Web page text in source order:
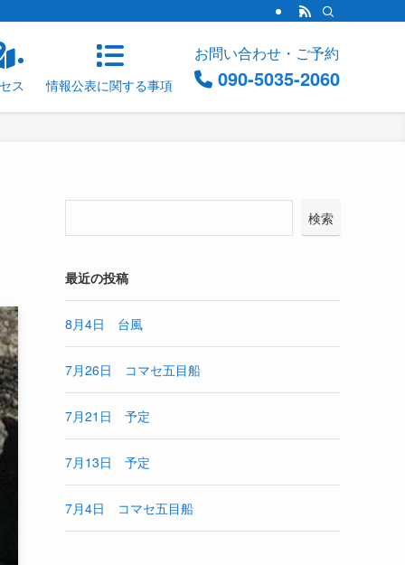
ス 情報公表に関する事項
お問い合わせ・ご予約
090-5035-2060
検索
最近の投稿
8月4日 台風
7月26日 コマセ五目船
7月21日 予定
7月13日 予定
7月4日 コマセ五目船